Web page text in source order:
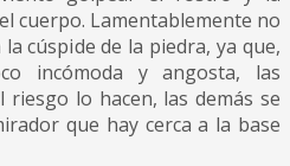
cuerpo. Lamentablemente no
cúspide de la piedra, ya que,
incómoda y angosta, las
lo hacen, las demás se
que hay cerca a la base